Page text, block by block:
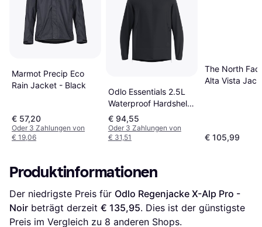
Marmot Precip Eco
Rain Jacket - Black
€ 57,20
Oder 3 Zahlungen von
€ 19,06
Odlo Essentials 2.5L
Waterproof Hardshell
Jacket - Black
€ 94,55
Oder 3 Zahlungen von
€ 31,51
The North
Alta Vista
€ 105,99
Produktinformationen
Der niedrigste Preis für Odlo Regenjacke X-Alp Pro -
Noir beträgt derzeit € 135,95. Dies ist der günstigste
Preis im Vergleich zu 8 anderen Shops.